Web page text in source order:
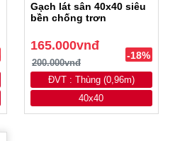
Gạch lát sân 40x40 siêu
bền chống trơn
165.000vnđ
200.000vnđ
-18%
ĐVT : Thùng (0,96m)
40x40